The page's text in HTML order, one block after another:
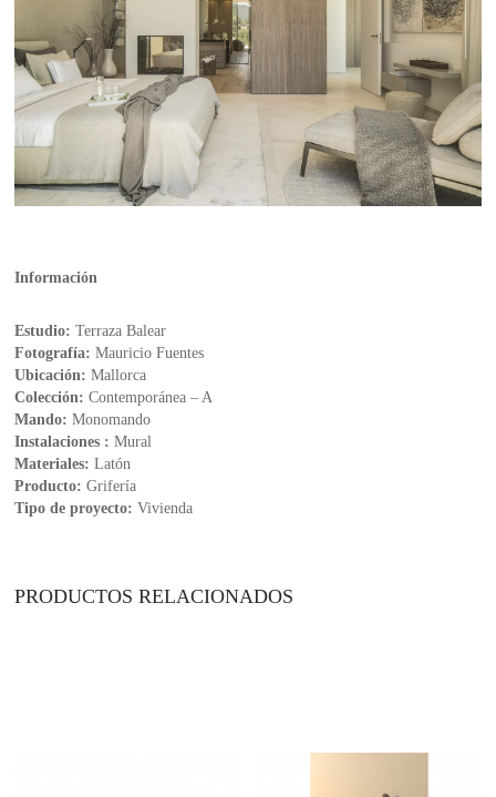
Información
Estudio: Terraza Balear
Fotografía: Mauricio Fuentes
Ubicación: Mallorca
Colección: Contemporánea – A
Mando: Monomando
Instalaciones : Mural
Materiales: Latón
Producto: Grifería
Tipo de proyecto: Vivienda
PRODUCTOS RELACIONADOS